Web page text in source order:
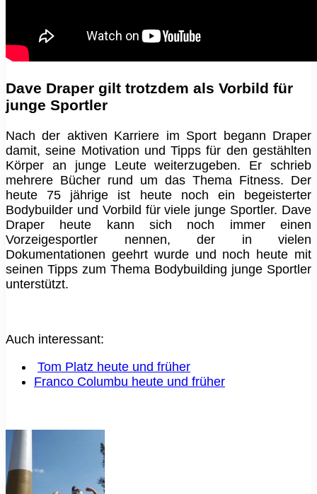
Dave Draper gilt trotzdem als Vorbild für
junge Sportler
Nach der aktiven Karriere im Sport begann Draper
damit, seine Motivation und Tipps für den gestählten
Körper an junge Leute weiterzugeben. Er schrieb
mehrere Bücher rund um das Thema Fitness. Der
heute 75 jährige ist heute noch ein begeisterter
Bodybuilder und Vorbild für viele junge Sportler. Dave
Draper heute kann sich noch immer einen
Vorzeigesportler nennen, der in vielen
Dokumentationen geehrt wurde und noch heute mit
seinen Tipps zum Thema Bodybuilding junge Sportler
unterstützt.
Auch interessant:
Tom Platz heute und früher
Franco Columbu heute und früher